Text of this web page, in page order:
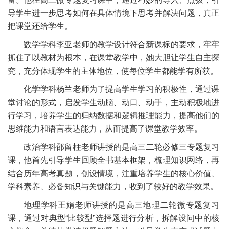
导学生进一步思考如何在具体情境下思考并解决问题，真正
把课堂还给学生。
数学学科李亚老师的教学设计符合新课标的要求，牢牢
抓住了以教材为根本，在课堂教学中，她大胆让学生自主探
究，充分体现学生的主体地位，使每位学生都能学有所获。
化学学科杨兰老师为了提高学生学习的积极性，通过课
堂讨论的形式，启发学生动脑、动口、动手，主动积极地进
行学习，培养学生的归纳数据和逻辑推理能力，提高他们的
思维能力和语言表达能力，从而提高了课堂教学效率。
政治学科邵留柱老师讲授的是高三二轮必修三专题复习
课，他首先引导学生回顾全书基本框架，梳理知识网络，再
结合历年高考真题，创设情境，注重培养学生的核心价值、
学科素养、必备知识与关键能力，收到了较好的教学效果。
地理学科王娟老师讲授的是高三地理二轮微专题复习
课，通过对典型“比较型”选择题进行分析，拆解设问中的核